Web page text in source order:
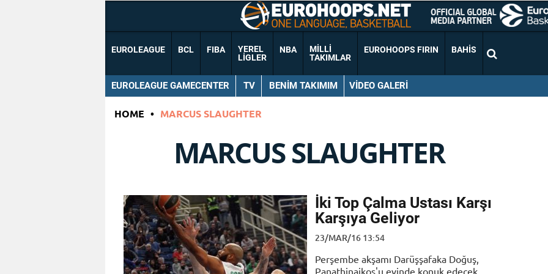
EUROLEAGUE BCL FIBA
YEREL
LIGLER
NBA
MILLI
TAKIMLAR
EUROHOOPS FIRIN BAHIS
EUROLEAGUE GAMECENTER TV BENIM TAKIMIM VIDEO GALERI
HOME • MARCUS SLAUGHTER
MARCUS SLAUGHTER
İki Top Çalma Ustası Karşı
Karşıya Geliyor
23/MAR/16 13:54
Perşembe akşamı Darüşşafaka Doğuş,
Panathinaikos'u evinde konuk edecek.